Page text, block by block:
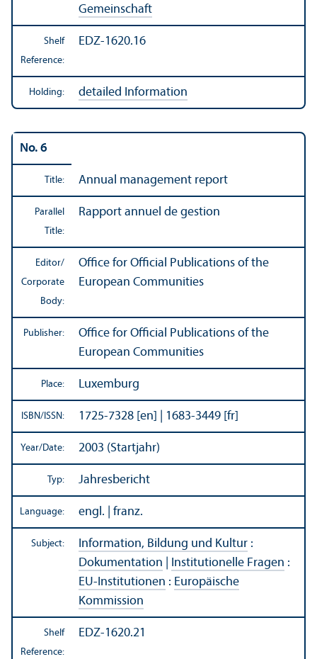
Gemeinschaft
Shelf
Reference:
EDZ-1620.16
Holding: detailed Information
No. 6
Title: Annual management report
Parallel
Title:
Rapport annuel de gestion
Editor/
Corporate
Body:
Office for Official Publications of the
European Communities
Publisher:
Office for Official Publications of the
European Communities
Place: Luxemburg
ISBN/ISSN: 1725-7328 [en] | 1683-3449 [fr]
Year/Date: 2003 (Startjahr)
Typ: Jahresbericht
Language: engl. | franz.
Subject: Information, Bildung und Kultur :
Dokumentation
Institutionelle Fragen :
EU-Institutionen : Europäische
Kommission
Shelf
Reference:
EDZ-1620.21